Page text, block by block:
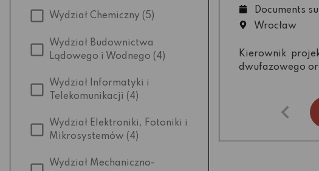
Wydział Chemiczny (5)
Wydział Budownictwa
Lądowego i Wodnego (4)
Wydział Informatyki i
Telekomunikacji (4)
Wydział Elektroniki, Fotoniki i
Mikrosystemów (4)
Wydział Mechaniczno-
Documents
Wrocław
Kierownik
dwufazowego